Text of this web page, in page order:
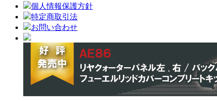
個人情報保護方針
特定商取引法
お問い合わせ